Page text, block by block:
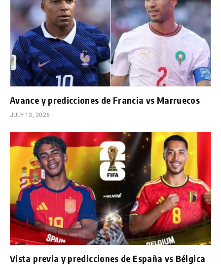
Avance y predicciones de Francia vs Marruecos
JULY 13, 2026
Vista previa y predicciones de España vs Bélgica